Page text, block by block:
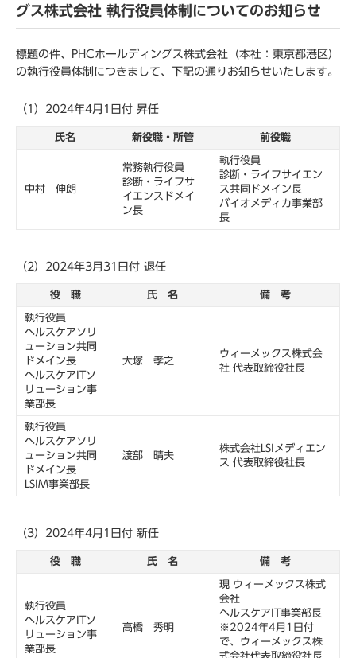
グス株式会社 執行役員体制についてのお知らせ
標題の件、PHCホールディングス株式会社（本社：東京都港区）
の執行役員体制につきまして、下記の通りお知らせいたします。
（1）2024年4月1日付 昇任
氏名 新役職・所管 前役職
中村 伸朗
常務執行役員
診断・ライフサ
イエンスドメイ
ン長
執行役員
診断・ライフサイエン
ス共同ドメイン長
バイオメディカ事業部
長
（2）2024年3月31日付 退任
役 職 氏 名 備 考
執行役員
ヘルスケアソリ
ューション共同
ドメイン長
ヘルスケアITソ
リューション事
業部長
大塚 孝之
ウィーメックス株式会
社 代表取締役社長
執行役員
ヘルスケアソリ
ューション共同
ドメイン長
LSIM事業部長
渡部 晴夫
株式会社LSIメディエン
ス 代表取締役社長
（3）2024年4月1日付 新任
役 職 氏 名 備 考
執行役員
ヘルスケアITソ
リューション事
業部長
高橋 秀明
現 ウィーメックス株式
会社
ヘルスケアIT事業部長
※2024年4月1日付
で、ウィーメックス株
式会社代表取締役社長